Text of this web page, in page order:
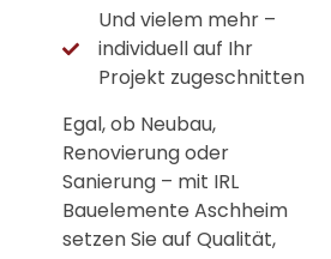
Und vielem mehr –
individuell auf Ihr
Projekt zugeschnitten
Egal, ob Neubau,
Renovierung oder
Sanierung – mit IRL
Bauelemente Aschheim
setzen Sie auf Qualität,